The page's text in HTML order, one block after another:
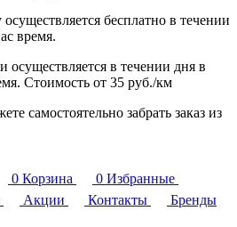
бесплатно в течении
время.
осуществляется в течении дня в
Стоимость от 35 руб./км
самостоятельно забрать заказ из
0 Корзина 0 Избранные
Акции Контакты
Бренды